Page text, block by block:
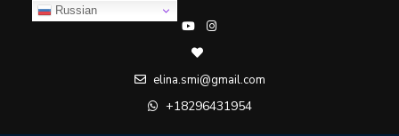
elina.smi@gmail.com
+18296431954
Russian